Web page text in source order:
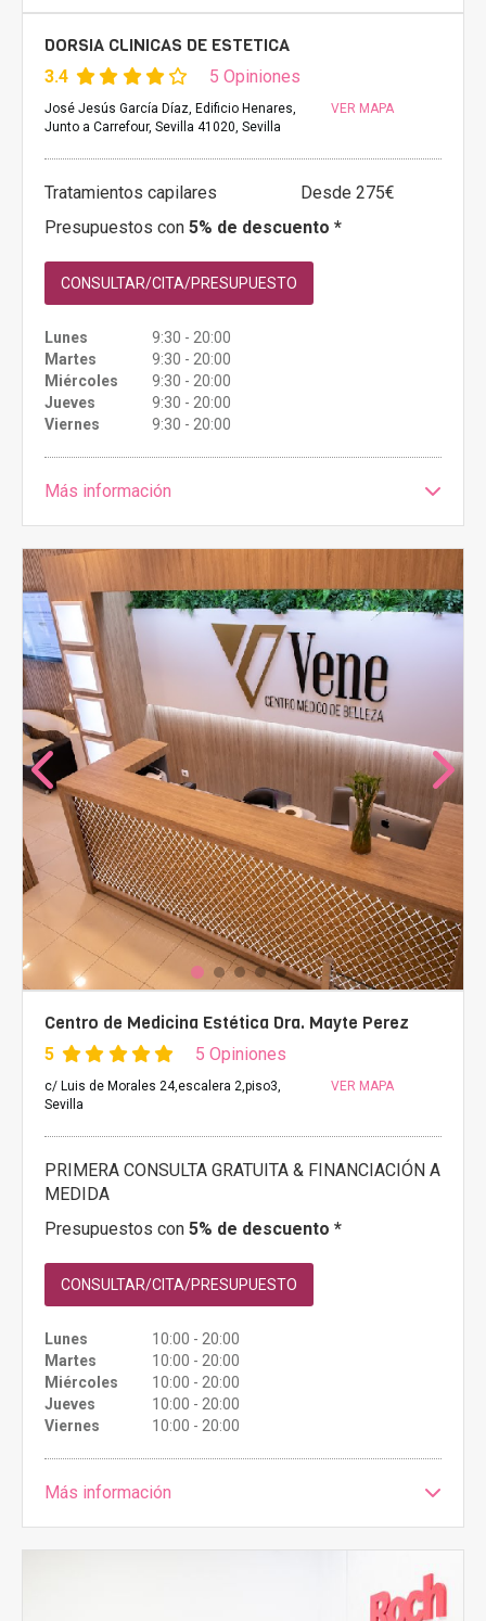
DORSIA CLINICAS DE ESTETICA
3.4 5 Opiniones
José Jesús García Díaz, Edificio Henares,
Junto a Carrefour, Sevilla 41020, Sevilla
VER MAPA
Tratamientos capilares
Desde 275€
Presupuestos con 5% de descuento *
CONSULTAR/CITA/PRESUPUESTO
Lunes
9:30 - 20:00
Martes
9:30 - 20:00
Miércoles
9:30 - 20:00
Jueves
9:30 - 20:00
Viernes
9:30 - 20:00
Más información
Centro de Medicina Estética Dra. Mayte Perez
5 5 Opiniones
c/ Luis de Morales 24,escalera 2,piso3,
Sevilla
VER MAPA
PRIMERA CONSULTA GRATUITA & FINANCIACIÓN A
MEDIDA
Presupuestos con 5% de descuento *
CONSULTAR/CITA/PRESUPUESTO
Lunes
10:00 - 20:00
Martes
10:00 - 20:00
Miércoles
10:00 - 20:00
Jueves
10:00 - 20:00
Viernes
10:00 - 20:00
Más información